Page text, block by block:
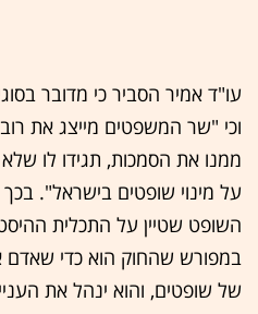
עו"ד אמיר הסביר כי מדובר
וכי "שר המשפטים מייצג את
ממנו את הסמכות, תגידו לו
על מינוי שופטים בישראל".
השופט שטיין על התכלית
במפורש שהחוק הוא כדי שאדם
של שופטים, והוא ינהל את